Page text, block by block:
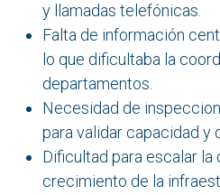
y llamadas telefónicas.
Falta de información
lo que dificultaba la
departamentos.
Necesidad de
para validar capacidad y
Dificultad para escalar
crecimiento de la